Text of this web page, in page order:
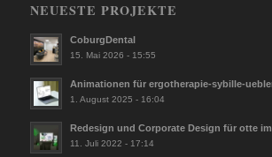
NEUESTE PROJEKTE
CoburgDental
15. Mai 2026 - 15:55
Animationen für ergotherapie-sybille-
1. August 2025 - 16:04
Redesign und Corporate Design für otte
11. Juli 2022 - 17:14